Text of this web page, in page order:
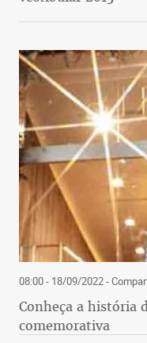
08:00 - 18/09/2022-
Conheça a história
comemorativa